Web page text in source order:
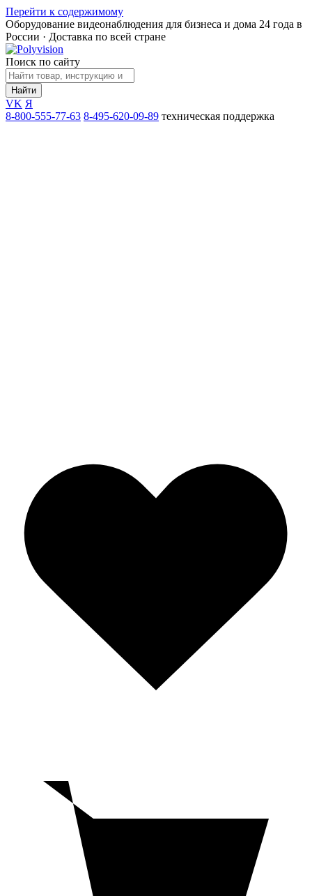
Перейти к содержимому
Оборудование видеонаблюдения для бизнеса и дома 24 года в
России · Доставка по всей стране
Поиск по сайту
Найти
VK Я
8-800-555-77-63 8-495-620-09-89 техническая поддержка